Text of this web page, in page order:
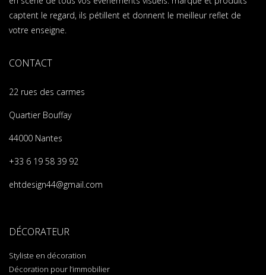
captent le regard, ils pétillent et donnent le meilleur reflet de
votre enseigne.
CONTACT
22 rues des carmes
Quartier Bouffay
44000 Nantes
+33 6 19 58 39 92
ehtdesign44@gmail.com
DÉCORATEUR
Styliste en décoration
Décoration pour l’immobilier